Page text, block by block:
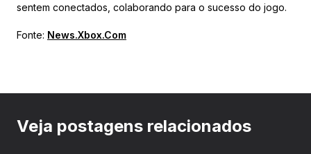
sentem conectados, colaborando para o sucesso do jogo.
Fonte: News.Xbox.Com
Veja postagens relacionados